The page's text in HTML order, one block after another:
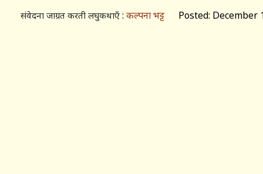
संवेदना जाग्रत करती लघुकथाएँ : कल्पना भट्ट Posted: December